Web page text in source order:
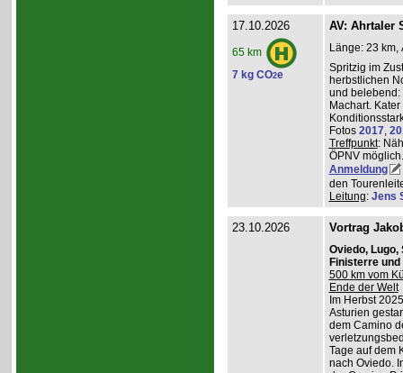
17.10.2026
65 km
7 kg CO2e
AV: Ahrtaler
Länge: 23 km,
Spritzig im
herbstlichen
und
Machart.
Fotos 2017,
Treffpunkt:
ÖPNV möglich.
Anmeldung
den
Leitung: Jens
23.10.2026 Vortrag
Oviedo, Lugo,
Finisterre und
500 km vom
Ende der Welt
Im Herbst
Asturien
dem Camino
Tage auf dem
nach Oviedo.